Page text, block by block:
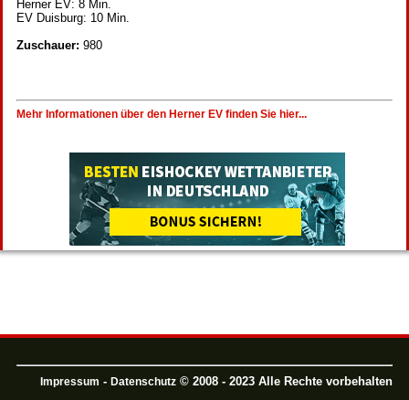
Herner EV: 8 Min.
EV Duisburg: 10 Min.
Zuschauer: 980
Mehr Informationen über den Herner EV finden Sie hier...
Impressum - Datenschutz © 2008 - 2023 Alle Rechte vorbehalten